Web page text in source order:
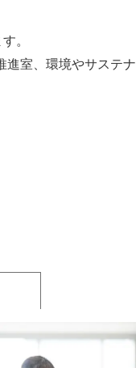
。
進室、環境やサステナ